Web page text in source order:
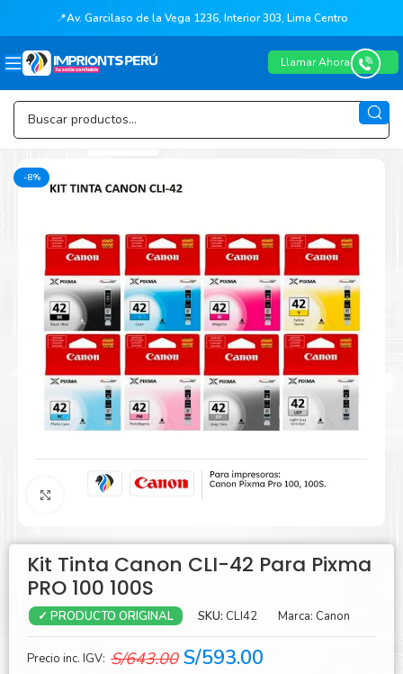
📍Av. Garcilaso de la Vega 1236, Interior 303, Lima Centro
Llamar Ahora
-8%
Agrandar
Kit Tinta Canon CLI-42 Para Pixma
PRO 100 100S
✓ PRODUCTO ORIGINAL SKU: CLI42 Marca: Canon
Precio inc. IGV: S/643.00 El
S/593.00